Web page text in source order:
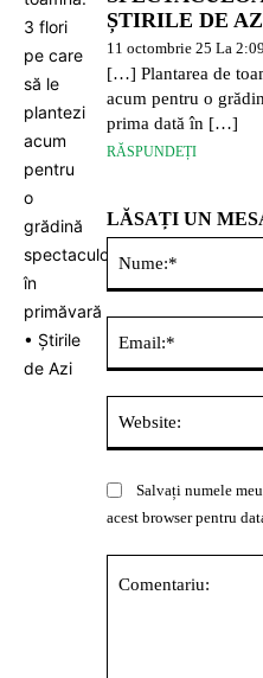
ȘTIRILE DE
11 octombrie 25 La
[…] Plantarea de
acum pentru o
prima dată în […]
RĂSPUNDEȚI
LĂSAȚI UN
Salvați numele
acest browser pentru